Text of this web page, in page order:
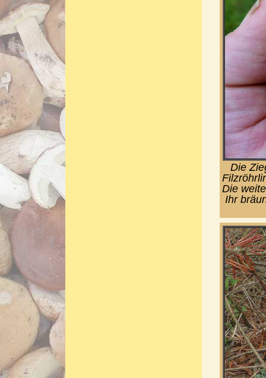
Die
Die
Ihr